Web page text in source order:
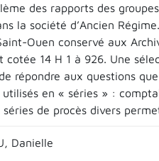
des rapports des
la société d’Ancien
Ouen conservé aux
cotée 14 H 1 à 926. Une
répondre aux questions
en « séries » :
de procès divers
Danielle